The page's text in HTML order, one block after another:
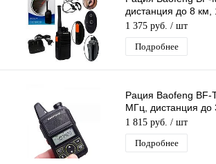
дистанция до 8 км,
таймер, фонарик
1 375 руб. / шт
Подробнее
Рация Baofeng BF-
МГц, дистанция до
Поддержка CTCSS/
1 815 руб. / шт
Подробнее